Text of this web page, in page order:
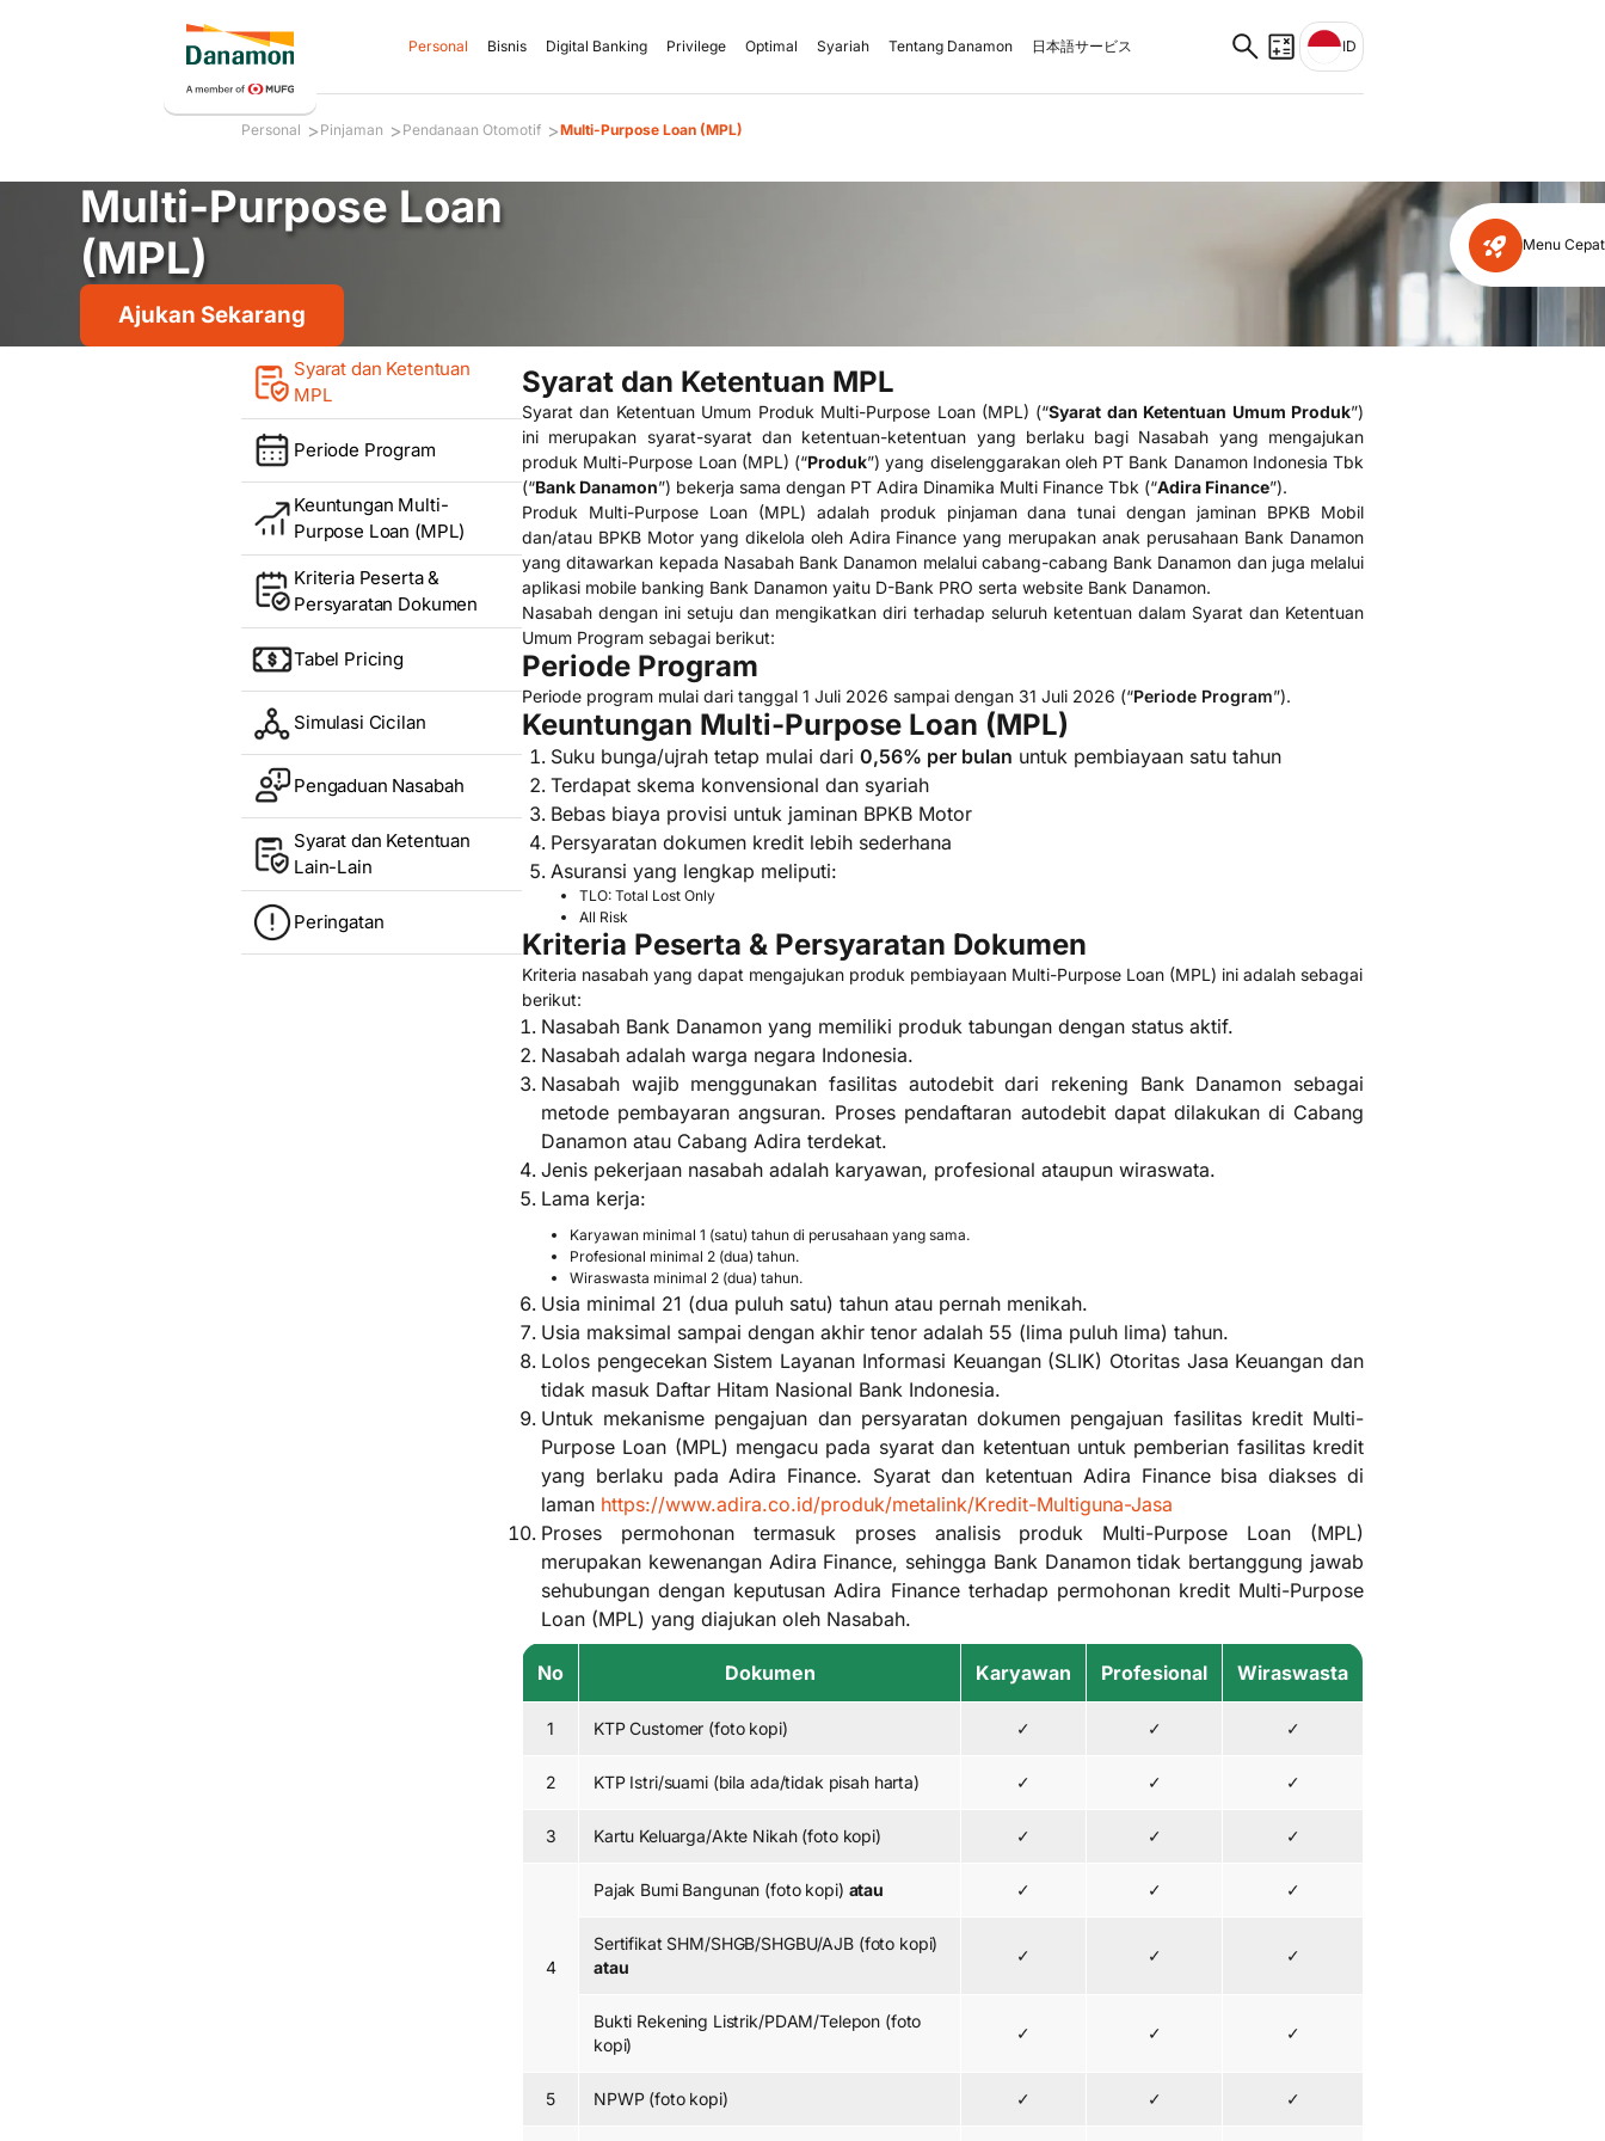
Personal Bisnis Digital Banking Privilege Optimal Syariah Tentang Danamon 日本語サービス ID
Personal > Pinjaman > Pendanaan Otomotif >Multi-Purpose Loan (MPL)
Menu Cepat
Multi-Purpose Loan
(MPL)
Ajukan Sekarang
Syarat dan Ketentuan
MPL
Periode Program
Keuntungan Multi-
Purpose Loan (MPL)
Kriteria Peserta &
Persyaratan Dokumen
Tabel Pricing
Simulasi Cicilan
Pengaduan Nasabah
Syarat dan Ketentuan
Lain-Lain
Peringatan
Syarat dan Ketentuan MPL
Syarat dan Ketentuan Umum Produk Multi-Purpose Loan (MPL) (“Syarat dan Ketentuan Umum Produk”)
ini merupakan syarat-syarat dan ketentuan-ketentuan yang berlaku bagi Nasabah yang mengajukan
produk Multi-Purpose Loan (MPL) (“Produk”) yang diselenggarakan oleh PT Bank Danamon Indonesia Tbk
(“Bank Danamon”) bekerja sama dengan PT Adira Dinamika Multi Finance Tbk (“Adira Finance”).
Produk Multi-Purpose Loan (MPL) adalah produk pinjaman dana tunai dengan jaminan BPKB Mobil
dan/atau BPKB Motor yang dikelola oleh Adira Finance yang merupakan anak perusahaan Bank Danamon
yang ditawarkan kepada Nasabah Bank Danamon melalui cabang-cabang Bank Danamon dan juga melalui
aplikasi mobile banking Bank Danamon yaitu D-Bank PRO serta website Bank Danamon.
Nasabah dengan ini setuju dan mengikatkan diri terhadap seluruh ketentuan dalam Syarat dan Ketentuan
Umum Program sebagai berikut:
Periode Program
Periode program mulai dari tanggal 1 Juli 2026 sampai dengan 31 Juli 2026 (“Periode Program”).
Keuntungan Multi-Purpose Loan (MPL)
Suku bunga/ujrah tetap mulai dari 0,56% per bulan untuk pembiayaan satu tahun
Terdapat skema konvensional dan syariah
Bebas biaya provisi untuk jaminan BPKB Motor
Persyaratan dokumen kredit lebih sederhana
Asuransi yang lengkap meliputi:
TLO: Total Lost Only
All Risk
Kriteria Peserta & Persyaratan Dokumen
Kriteria nasabah yang dapat mengajukan produk pembiayaan Multi-Purpose Loan (MPL) ini adalah sebagai
berikut:
Nasabah Bank Danamon yang memiliki produk tabungan dengan status aktif.
Nasabah adalah warga negara Indonesia.
Nasabah wajib menggunakan fasilitas autodebit dari rekening Bank Danamon sebagai
metode pembayaran angsuran. Proses pendaftaran autodebit dapat dilakukan di Cabang
Danamon atau Cabang Adira terdekat.
Jenis pekerjaan nasabah adalah karyawan, profesional ataupun wiraswata.
Lama kerja:
Karyawan minimal 1 (satu) tahun di perusahaan yang sama.
Profesional minimal 2 (dua) tahun.
Wiraswasta minimal 2 (dua) tahun.
Usia minimal 21 (dua puluh satu) tahun atau pernah menikah.
Usia maksimal sampai dengan akhir tenor adalah 55 (lima puluh lima) tahun.
Lolos pengecekan Sistem Layanan Informasi Keuangan (SLIK) Otoritas Jasa Keuangan dan
tidak masuk Daftar Hitam Nasional Bank Indonesia.
Untuk mekanisme pengajuan dan persyaratan dokumen pengajuan fasilitas kredit Multi-
Purpose Loan (MPL) mengacu pada syarat dan ketentuan untuk pemberian fasilitas kredit
yang berlaku pada Adira Finance. Syarat dan ketentuan Adira Finance bisa diakses di
laman https://www.adira.co.id/produk/metalink/Kredit-Multiguna-Jasa
Proses permohonan termasuk proses analisis produk Multi-Purpose Loan (MPL)
merupakan kewenangan Adira Finance, sehingga Bank Danamon tidak bertanggung jawab
sehubungan dengan keputusan Adira Finance terhadap permohonan kredit Multi-Purpose
Loan (MPL) yang diajukan oleh Nasabah.
No Dokumen Karyawan Profesional Wiraswasta
1 KTP Customer (foto kopi) ✓ ✓ ✓
2 KTP Istri/suami (bila ada/tidak pisah harta) ✓ ✓ ✓
3 Kartu Keluarga/Akte Nikah (foto kopi) ✓ ✓ ✓
4
Pajak Bumi Bangunan (foto kopi) atau ✓ ✓ ✓
Sertifikat SHM/SHGB/SHGBU/AJB (foto kopi)
atau
✓ ✓ ✓
Bukti Rekening Listrik/PDAM/Telepon (foto
kopi)
✓ ✓ ✓
5 NPWP (foto kopi) ✓ ✓ ✓